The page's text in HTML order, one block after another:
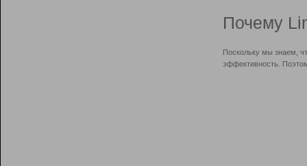
Почему
Поскольку мы знаем,
эффективность.